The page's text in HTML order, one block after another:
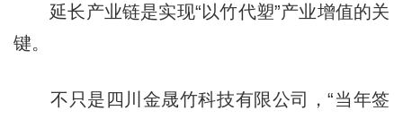
延长产业链是实现“以竹代塑”产业增值的关
键。
不只是四川金晟竹科技有限公司，“当年签